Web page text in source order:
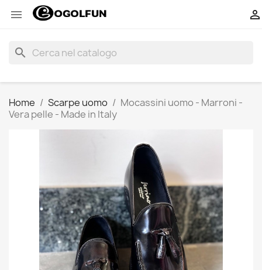
 
search
Home Scarpe uomo
Mocassini uomo - Marroni -
Vera pelle - Made in Italy